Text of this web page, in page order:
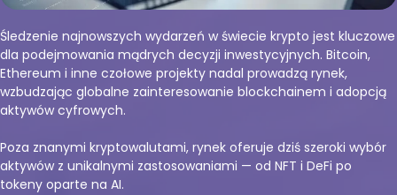
Śledzenie najnowszych wydarzeń w świecie krypto jest kluczowe
dla podejmowania mądrych decyzji inwestycyjnych. Bitcoin,
Ethereum i inne czołowe projekty nadal prowadzą rynek,
wzbudzając globalne zainteresowanie blockchainem i adopcją
aktywów cyfrowych.
Poza znanymi kryptowalutami, rynek oferuje dziś szeroki wybór
aktywów z unikalnymi zastosowaniami — od NFT i DeFi po
tokeny oparte na AI.